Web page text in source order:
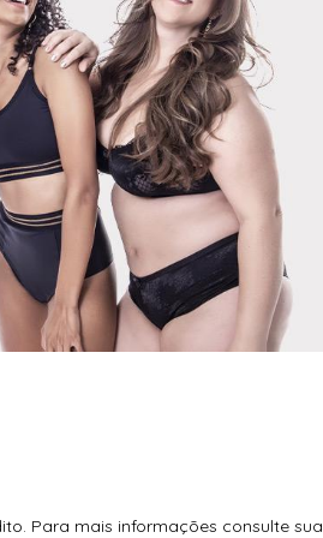
Para mais informações consulte sua